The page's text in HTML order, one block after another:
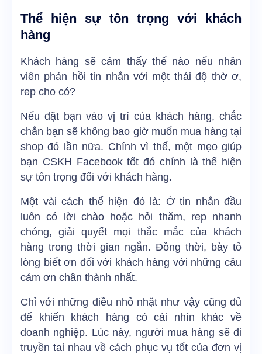
Thể hiện sự tôn trọng với khách
hàng
Khách hàng sẽ cảm thấy thế nào nếu nhân
viên phản hồi tin nhắn với một thái độ thờ ơ,
rep cho có?
Nếu đặt bạn vào vị trí của khách hàng, chắc
chắn bạn sẽ không bao giờ muốn mua hàng tại
shop đó lần nữa. Chính vì thế, một mẹo giúp
bạn CSKH Facebook tốt đó chính là thể hiện
sự tôn trọng đối với khách hàng.
Một vài cách thể hiện đó là: Ở tin nhắn đầu
luôn có lời chào hoặc hỏi thăm, rep nhanh
chóng, giải quyết mọi thắc mắc của khách
hàng trong thời gian ngắn. Đồng thời, bày tỏ
lòng biết ơn đối với khách hàng với những câu
cảm ơn chân thành nhất.
Chỉ với những điều nhỏ nhặt như vậy cũng đủ
để khiến khách hàng có cái nhìn khác về
doanh nghiệp. Lúc này, người mua hàng sẽ đi
truyền tai nhau về cách phục vụ tốt của đơn vị